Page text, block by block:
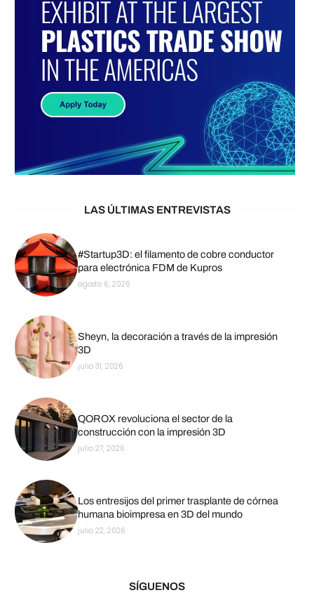
LAS ÚLTIMAS ENTREVISTAS
#Startup3D: el filamento de cobre conductor
para electrónica FDM de Kupros
agosto 6, 2026
Sheyn, la decoración a través de la impresión
3D
julio 31, 2026
QOROX revoluciona el sector de la
construcción con la impresión 3D
julio 27, 2026
Los entresijos del primer trasplante de córnea
humana bioimpresa en 3D del mundo
julio 22, 2026
SÍGUENOS